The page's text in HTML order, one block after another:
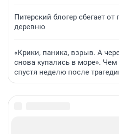
Питерский блогер сбегает от
деревню
«Крики, паника, взрыв. А
снова купались в море».
спустя неделю после